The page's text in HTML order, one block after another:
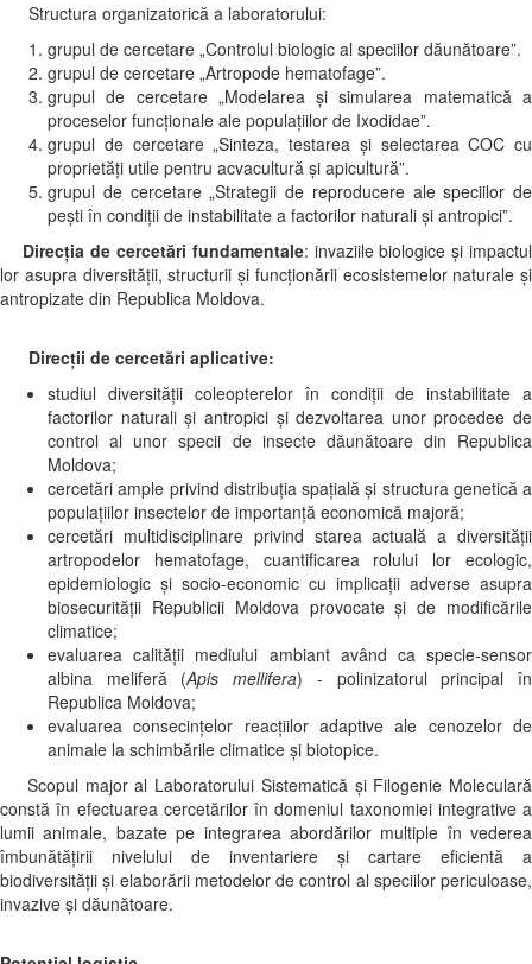
Structura organizatorică a laboratorului:
grupul de cercetare „Controlul biologic al speciilor dăunătoare”.
grupul de cercetare „Artropode hematofage”.
grupul de cercetare „Modelarea și simularea matematică a
proceselor funcționale ale populațiilor de Ixodidae”.
grupul de cercetare „Sinteza, testarea și selectarea COC cu
proprietăți utile pentru acvacultură și apicultură”.
grupul de cercetare „Strategii de reproducere ale speciilor de
pești în condiții de instabilitate a factorilor naturali și antropici”.
Direcţia de cercetări fundamentale: invaziile biologice şi impactul
lor asupra diversităţii, structurii şi funcţionării ecosistemelor naturale şi
antropizate din Republica Moldova.
Direcţii de cercetări aplicative:
studiul diversității coleopterelor în condiții de instabilitate a
factorilor naturali și antropici și dezvoltarea unor procedee de
control al unor specii de insecte dăunătoare din Republica
Moldova;
cercetări ample privind distribuția spațială și structura genetică a
populațiilor insectelor de importanță economică majoră;
cercetări multidisciplinare privind starea actuală a diversității
artropodelor hematofage, cuantificarea rolului lor ecologic,
epidemiologic și socio-economic cu implicații adverse asupra
biosecurității Republicii Moldova provocate și de modificările
climatice;
evaluarea calităţii mediului ambiant având ca specie-sensor
albina meliferă (Apis mellifera) - polinizatorul principal în
Republica Moldova;
evaluarea consecinţelor reacţiilor adaptive ale cenozelor de
animale la schimbările climatice şi biotopice.
Scopul major al Laboratorului Sistematică şi Filogenie Moleculară
constă în efectuarea cercetărilor în domeniul taxonomiei integrative a
lumii animale, bazate pe integrarea abordărilor multiple în vederea
îmbunătățirii nivelului de inventariere și cartare eficientă a
biodiversității și elaborării metodelor de control al speciilor periculoase,
invazive și dăunătoare.